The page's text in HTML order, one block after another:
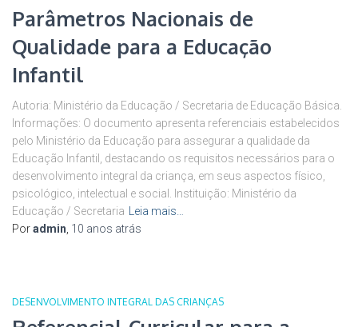
Parâmetros Nacionais de
Qualidade para a Educação
Infantil
Autoria: Ministério da Educação / Secretaria de Educação Básica.
Informações: O documento apresenta referenciais estabelecidos
pelo Ministério da Educação para assegurar a qualidade da
Educação Infantil, destacando os requisitos necessários para o
desenvolvimento integral da criança, em seus aspectos físico,
psicológico, intelectual e social. Instituição: Ministério da
Educação / Secretaria
Leia mais…
Poradmin 10 anos atrás
DESENVOLVIMENTO INTEGRAL DAS CRIANÇAS